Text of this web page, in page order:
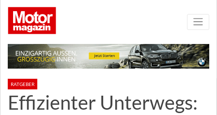
RATGEBER
Effizienter Unterwegs: